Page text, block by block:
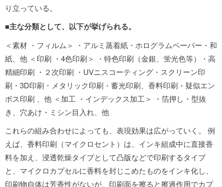
り立っている。
■主な分類として、以下が挙げられる。
＜素材 ・フィルム＞ ・アルミ蒸着紙・ホログラムペーパー・和
紙、他 ＜印刷 ・4色印刷＞ ・特色印刷（金銀、蛍光色等）・高
精細印刷 ・２次印刷 ・UVニスコーティング・スクリーン印
刷・3D印刷・メタリック印刷・蓄光印刷、香料印刷・疑似エン
ボス印刷 、他 ＜加工 ・インデックス加工＞ ・箔押し・型抜
き、穴あけ・ミシン目入れ、他
これらの組み合わせによっても、表現効果は広がっていく。 例
えば、香料印刷（マイクロセント）は、インキ組成中に直接香
料を加え、浸透乾燥タイプとして凸版などで印刷するタイプ
と、マイクロカプセルに香料を封じこめたものをインキ化し、
印刷物自体は芳香性がないが、印刷面を擦ると擦過作用でカプ